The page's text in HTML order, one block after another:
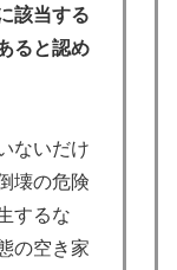
該当する
ると認め
ないだけ
壊の危険
するな
の空き家